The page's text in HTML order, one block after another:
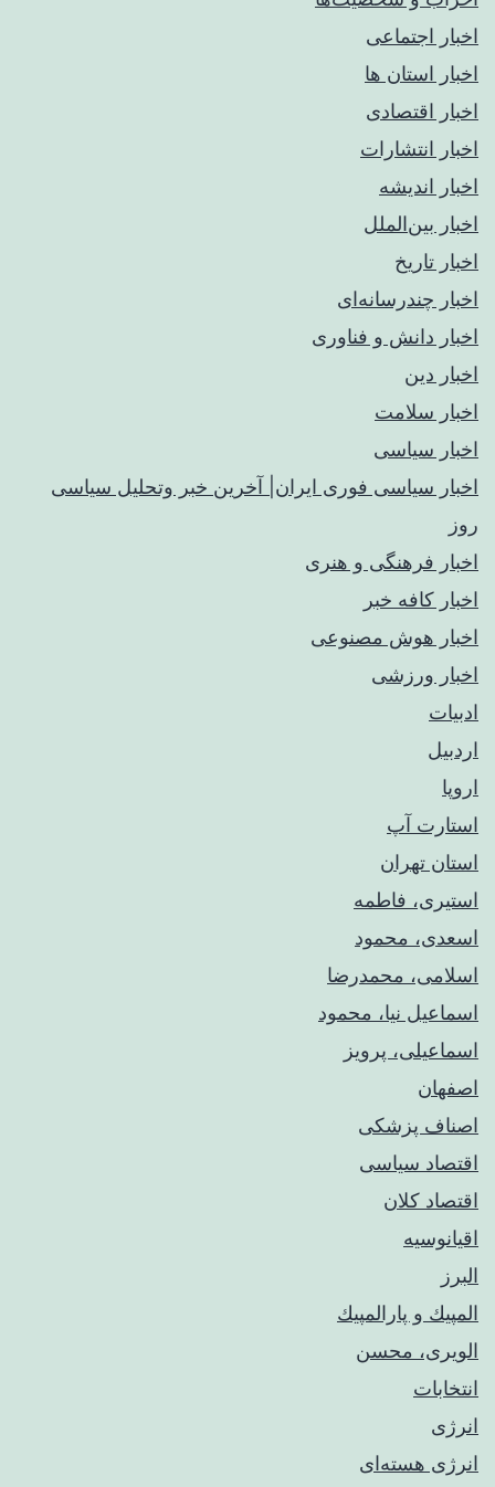
اخبار اجتماعی
اخبار استان ها
اخبار اقتصادی
اخبار انتشارات
اخبار اندیشه
اخبار بین‌الملل
اخبار تاریخ
اخبار چندرسانه‌ای
اخبار دانش و فناوری
اخبار دین
اخبار سلامت
اخبار سیاسی
اخبار سیاسی فوری ایران| آخرین خبر وتحلیل سیاسی
روز
اخبار فرهنگی و هنری
اخبار کافه خبر
اخبار هوش مصنوعی
اخبار ورزشی
ادبیات
اردبیل
اروپا
استارت آپ
استان تهران
استیری، فاطمه
اسعدی، محمود
اسلامی، محمدرضا
اسماعیل نیا، محمود
اسماعیلی، پرویز
اصفهان
اصناف پزشکی
اقتصاد سیاسی
اقتصاد کلان
اقیانوسیه
البرز
المپيك و پارالمپيك
الویری، محسن
انتخابات
انرژی
انرژی هسته‌ای